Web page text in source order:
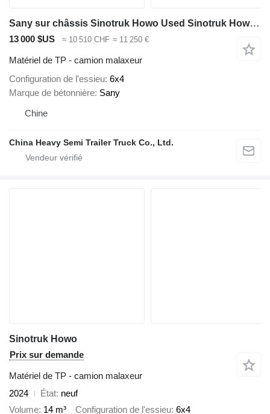
Sany sur châssis Sinotruk Howo Used Sinotruk Howo 6x4 Concrete Mixer Truck for Sale
13 000 $US ≈ 10 510 CHF ≈ 11 250 €
Matériel de TP - camion malaxeur
Configuration de l'essieu 6x4
Marque de bétonnière Sany
Chine
China Heavy Semi Trailer Truck Co., Ltd.
Sinotruk Howo
Prix sur demande
Matériel de TP - camion malaxeur
2024
État neuf
Volume 14 m³ Configuration de l'essieu 6x4